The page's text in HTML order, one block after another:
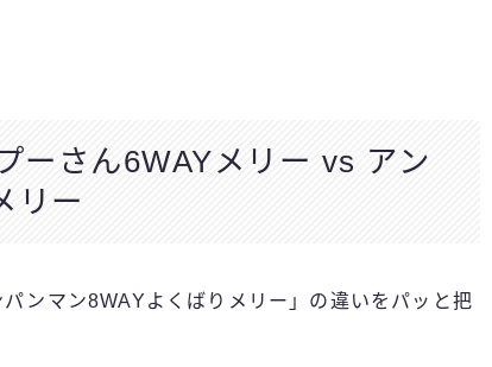
ーさん6WAYメリー vs アン
リー
ンマン8WAYよくばりメリー」の違いをパッと把